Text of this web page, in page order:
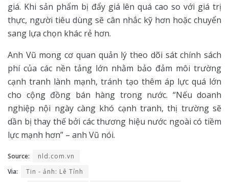
giá. Khi sản phẩm bị đẩy giá lên quá cao so với giá trị
thực, người tiêu dùng sẽ cân nhắc kỹ hơn hoặc chuyển
sang lựa chọn khác rẻ hơn.
Anh Vũ mong cơ quan quản lý theo dõi sát chính sách
phí của các nền tảng lớn nhằm bảo đảm môi trường
cạnh tranh lành mạnh, tránh tạo thêm áp lực quá lớn
cho cộng đồng bán hàng trong nước. “Nếu doanh
nghiệp nội ngày càng khó cạnh tranh, thị trường sẽ
dần bị thay thế bởi các thương hiệu nước ngoài có tiềm
lực mạnh hơn” – anh Vũ nói.
Source:
nld.com.vn
Via:
Tin - ảnh: Lê Tỉnh